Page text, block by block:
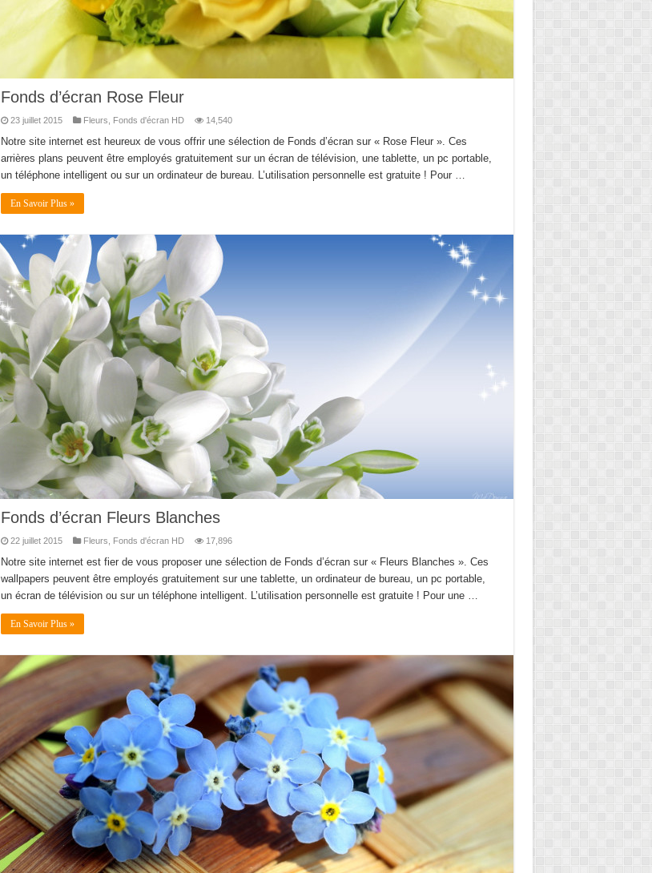
Fonds d’écran Rose Fleur
23 juillet 2015 Fleurs Fonds d'écran HD 14,540
Notre site internet est heureux de vous offrir une sélection de Fonds d’écran sur « Rose Fleur ». Ces
arrières plans peuvent être employés gratuitement sur un écran de télévision, une tablette, un pc portable,
un téléphone intelligent ou sur un ordinateur de bureau. L’utilisation personnelle est gratuite ! Pour …
En Savoir Plus »
Fonds d’écran Fleurs Blanches
22 juillet 2015 Fleurs Fonds d'écran HD 17,896
Notre site internet est fier de vous proposer une sélection de Fonds d’écran sur « Fleurs Blanches ». Ces
wallpapers peuvent être employés gratuitement sur une tablette, un ordinateur de bureau, un pc portable,
un écran de télévision ou sur un téléphone intelligent. L’utilisation personnelle est gratuite ! Pour une …
En Savoir Plus »